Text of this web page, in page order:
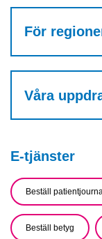
För
Våra
E-tjänster
Beställ
Beställ betyg